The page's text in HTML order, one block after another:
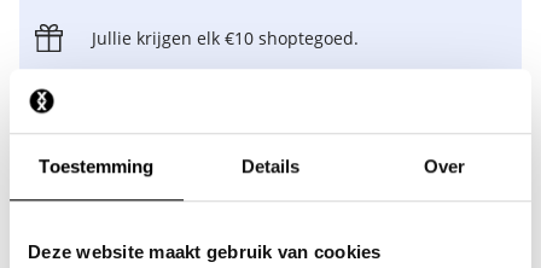
Toestemming Details Over
Deze website maakt gebruik van cookies
Jullie krijgen elk €10 shoptegoed.
Al een account? Log
in om via jouw account vrienden
uit te nodigen.
*Voor elke aanmelding krijg je €10 shoptegoed. Je kunt hiermee max. €20